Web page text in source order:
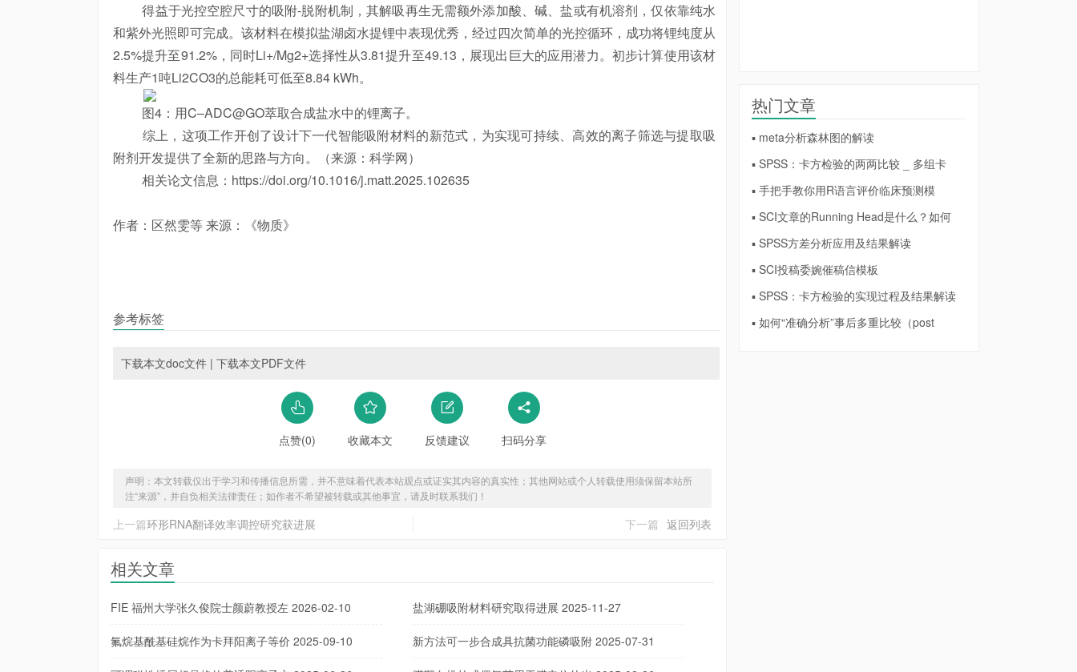
得益于光控空腔尺寸的吸附-脱附机制，其解吸再生无需额外添加酸、碱、盐或有机溶剂，仅依靠纯水
和紫外光照即可完成。该材料在模拟盐湖卤水提锂中表现优秀，经过四次简单的光控循环，成功将锂纯度从
2.5%提升至91.2%，同时Li+/Mg2+选择性从3.81提升至49.13，展现出巨大的应用潜力。初步计算使用该材
料生产1吨Li2CO3的总能耗可低至8.84 kWh。
图4：用C–ADC@GO萃取合成盐水中的锂离子。
综上，这项工作开创了设计下一代智能吸附材料的新范式，为实现可持续、高效的离子筛选与提取吸
附剂开发提供了全新的思路与方向。（来源：科学网）
相关论文信息：https://doi.org/10.1016/j.matt.2025.102635
作者：区然雯等 来源：《物质》
参考标签
下载本文doc文件 | 下载本文PDF文件
点赞(0) 收藏本文 反馈建议 扫码分享
声明：本文转载仅出于学习和传播信息所需，并不意味着代表本站观点或证实其内容的真实性；其他网站或个人转载使用须保留本站所
注“来源”，并自负相关法律责任；如作者不希望被转载或其他事宜，请及时联系我们！
上一篇环形RNA翻译效率调控研究获进展 下一篇 返回列表
相关文章
FIE 福州大学张久俊院士颜蔚教授左 2026-02-10 盐湖硼吸附材料研究取得进展 2025-11-27
氟烷基酰基硅烷作为卡拜阳离子等价 2025-09-10 新方法可一步合成具抗菌功能磷吸附2025-07-31
热门文章
▪ meta分析森林图的解读
▪ SPSS：卡方检验的两两比较 _ 多组卡
▪ 手把手教你用R语言评价临床预测模
▪ SCI文章的Running Head是什么？如何
▪ SPSS方差分析应用及结果解读
▪ SCI投稿委婉催稿信模板
▪ SPSS：卡方检验的实现过程及结果解读
▪ 如何“准确分析”事后多重比较（post